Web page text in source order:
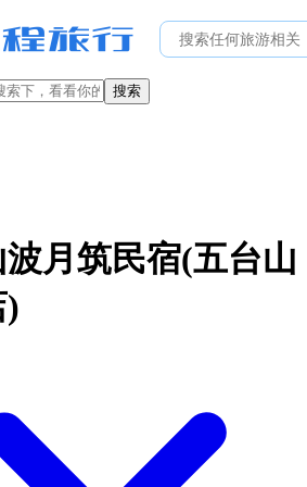
搜索
月筑民宿(五台山
)